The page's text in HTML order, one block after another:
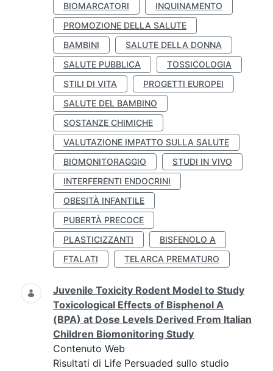
BIOMARCATORI
INQUINAMENTO
PROMOZIONE DELLA SALUTE
BAMBINI
SALUTE DELLA DONNA
SALUTE PUBBLICA
TOSSICOLOGIA
STILI DI VITA
PROGETTI EUROPEI
SALUTE DEL BAMBINO
SOSTANZE CHIMICHE
VALUTAZIONE IMPATTO SULLA SALUTE
BIOMONITORAGGIO
STUDI IN VIVO
INTERFERENTI ENDOCRINI
OBESITÀ INFANTILE
PUBERTÀ PRECOCE
PLASTICIZZANTI
BISFENOLO A
FTALATI
TELARCA PREMATURO
Juvenile Toxicity Rodent Model to Study
Toxicological Effects of Bisphenol A
(BPA) at Dose Levels Derived From Italian
Children Biomonitoring Study
Contenuto Web
Risultati di Life Persuaded sullo studio